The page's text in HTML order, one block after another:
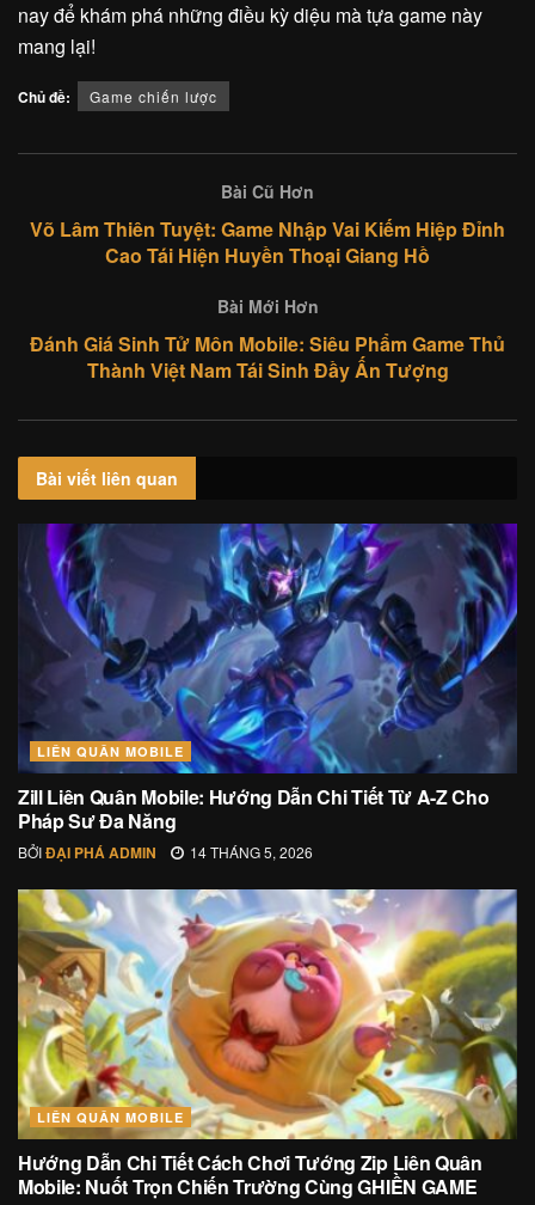
nay để khám phá những điều kỳ diệu mà tựa game này
mang lại!
Chủ đề: Game chiến lược
Bài Cũ Hơn
Võ Lâm Thiên Tuyệt: Game Nhập Vai Kiếm Hiệp Đỉnh
Cao Tái Hiện Huyền Thoại Giang Hồ
Bài Mới Hơn
Đánh Giá Sinh Tử Môn Mobile: Siêu Phẩm Game Thủ
Thành Việt Nam Tái Sinh Đầy Ấn Tượng
Bài viết liên quan
LIÊN QUÂN MOBILE
Zill Liên Quân Mobile: Hướng Dẫn Chi Tiết Từ A-Z Cho
Pháp Sư Đa Năng
BỞIĐẠI PHÁ ADMIN 14 THÁNG 5, 2026
LIÊN QUÂN MOBILE
Hướng Dẫn Chi Tiết Cách Chơi Tướng Zip Liên Quân
Mobile: Nuốt Trọn Chiến Trường Cùng GHIỀN GAME